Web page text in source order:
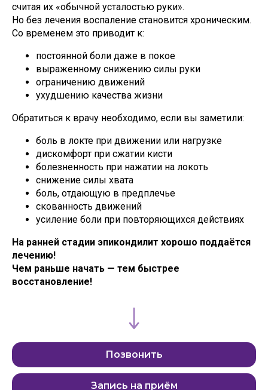
считая их «обычной усталостью руки».
Но без лечения воспаление становится хроническим.
Со временем это приводит к:
постоянной боли даже в покое
выраженному снижению силы руки
ограничению движений
ухудшению качества жизни
Обратиться к врачу необходимо, если вы заметили:
боль в локте при движении или нагрузке
дискомфорт при сжатии кисти
болезненность при нажатии на локоть
снижение силы хвата
боль, отдающую в предплечье
скованность движений
усиление боли при повторяющихся действиях
На ранней стадии эпикондилит хорошо поддаётся
лечению!
Чем раньше начать — тем быстрее
восстановление!
Позвонить
Запись на приём